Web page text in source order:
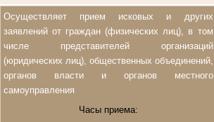
Осуществляет прием исковых и других
заявлений от граждан (физических лиц), в том
числе представителей организаций
(юридических лиц), общественных объединений,
органов власти и органов местного
самоуправления
Часы приема: